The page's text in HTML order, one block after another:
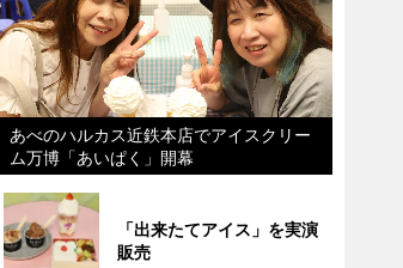
あべのハルカス近鉄本店でアイスクリー
ム万博「あいぱく」開幕
「出来たてアイス」を実演
販売